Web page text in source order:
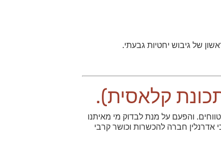
של גיבוש יחטיות גבעתי.
קלאסית).
והפעם על מנת לבדוק מי מאיתנו
אדרנלין חברה להכשרות וכושר קרבי